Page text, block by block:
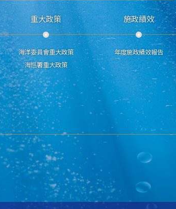
重大政策
海洋委員會重大政策
海巡署重大政策
施政績效
年度施政績效報告